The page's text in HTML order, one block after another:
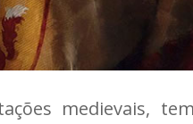
medievais,